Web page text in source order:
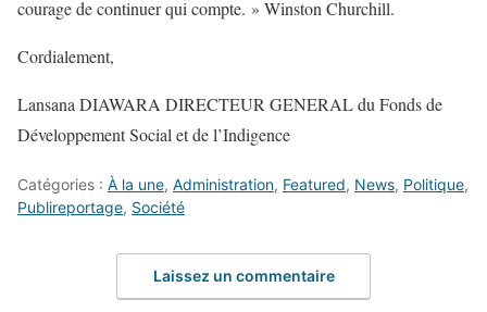
courage de continuer qui compte. » Winston Churchill.
Cordialement,
Lansana DIAWARA DIRECTEUR GENERAL du Fonds de
Développement Social et de l’Indigence
Catégories : À la une, Administration, Featured, News, Politique,
Publireportage, Société
Laissez un commentaire